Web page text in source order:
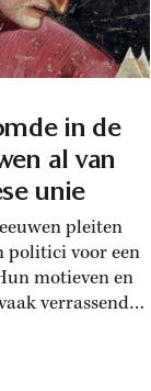
in de
al van
unie
pleiten
politici voor een
motieven en
verrassend
Dante